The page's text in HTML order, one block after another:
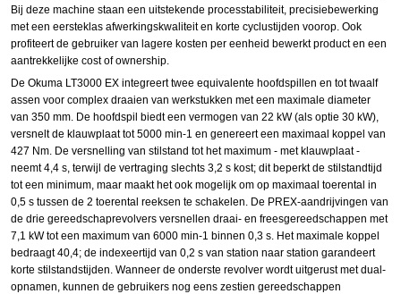
Bij deze machine staan een uitstekende processtabiliteit, precisiebewerking
met een eersteklas afwerkingskwaliteit en korte cyclustijden voorop. Ook
profiteert de gebruiker van lagere kosten per eenheid bewerkt product en een
aantrekkelijke cost of ownership.
De Okuma LT3000 EX integreert twee equivalente hoofdspillen en tot twaalf
assen voor complex draaien van werkstukken met een maximale diameter
van 350 mm. De hoofdspil biedt een vermogen van 22 kW (als optie 30 kW),
versnelt de klauwplaat tot 5000 min-1 en genereert een maximaal koppel van
427 Nm. De versnelling van stilstand tot het maximum - met klauwplaat -
neemt 4,4 s, terwijl de vertraging slechts 3,2 s kost; dit beperkt de stilstandtijd
tot een minimum, maar maakt het ook mogelijk om op maximaal toerental in
0,5 s tussen de 2 toerental reeksen te schakelen. De PREX-aandrijvingen van
de drie gereedschaprevolvers versnellen draai- en freesgereedschappen met
7,1 kW tot een maximum van 6000 min-1 binnen 0,3 s. Het maximale koppel
bedraagt 40,4; de indexeertijd van 0,2 s van station naar station garandeert
korte stilstandstijden. Wanneer de onderste revolver wordt uitgerust met dual-
opnamen, kunnen de gebruikers nog eens zestien gereedschappen